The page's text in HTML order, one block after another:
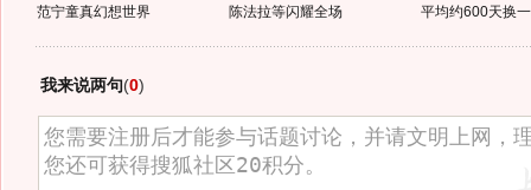
范宁童真幻想世界
陈法拉等闪耀全场
平均约600天换
我来说两句(0)